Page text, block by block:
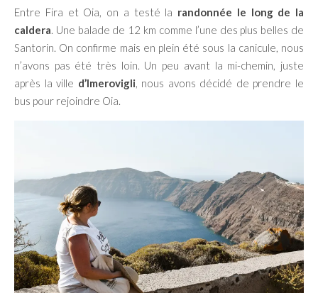
Entre Fira et Oia, on a testé la randonnée le long de la
caldera. Une balade de 12 km comme l’une des plus belles de
Santorin. On confirme mais en plein été sous la canicule, nous
n’avons pas été très loin. Un peu avant la mi-chemin, juste
après la ville d’Imerovigli, nous avons décidé de prendre le
bus pour rejoindre Oia.